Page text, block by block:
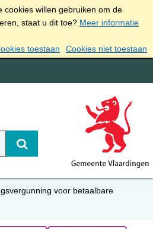
cookies willen gebruiken om de
staat u dit toe? Meer informatie
toestaan
Cookies niet toestaan
voor betaalbare